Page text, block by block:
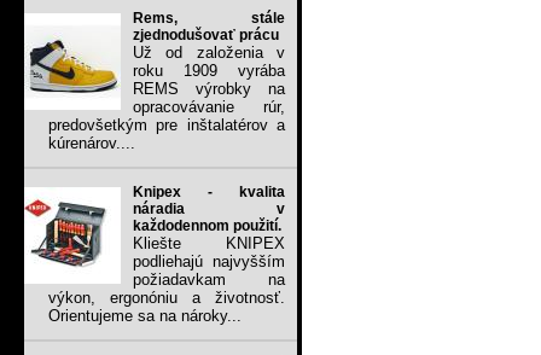
Rems, stále
zjednodušovať prácu
Už od založenia v
roku 1909 vyrába
REMS výrobky na
opracovávanie rúr,
predovšetkým pre inštalatérov a
kúrenárov....
Knipex - kvalita
náradia v
každodennom použití.
Kliešte KNIPEX
podliehajú najvyšším
požiadavkam na
výkon, ergonóniu a životnosť.
Orientujeme sa na nároky...